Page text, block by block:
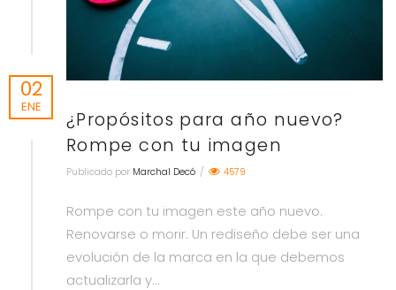
¿Propósitos para año nuevo?
Rompe con tu imagen
Publicado por Marchal Decó / 4579
Rompe con tu imagen este año nuevo.
Renovarse o morir. Un rediseño debe ser una
evolución de la marca en la que debemos
actualizarla y...
02
ENE